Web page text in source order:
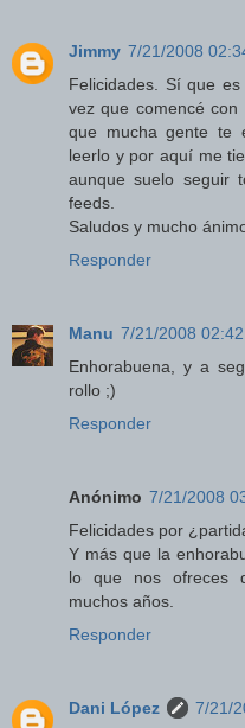
Jimmy 7/21/2008
Felicidades. Sí que
vez que comencé
que mucha gente te
leerlo y por aquí me
aunque suelo seguir
feeds.
Saludos y mucho
Responder
Manu 7/21/2008
Enhorabuena, y a
rollo ;)
Responder
Anónimo 7/21/2008
Felicidades por
Y más que la
lo que nos ofreces
muchos años.
Responder
Dani López
7/21/